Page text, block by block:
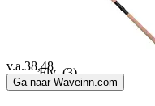
(1)
Fly(3)
v.a.38,48
Ga naar Waveinn.com